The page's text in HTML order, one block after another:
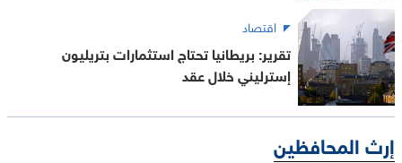
اقتصاد
تقرير: بريطانيا تحتاج استثمارات بتريليون
إسترليني خلال عقد
إرث المحافظين